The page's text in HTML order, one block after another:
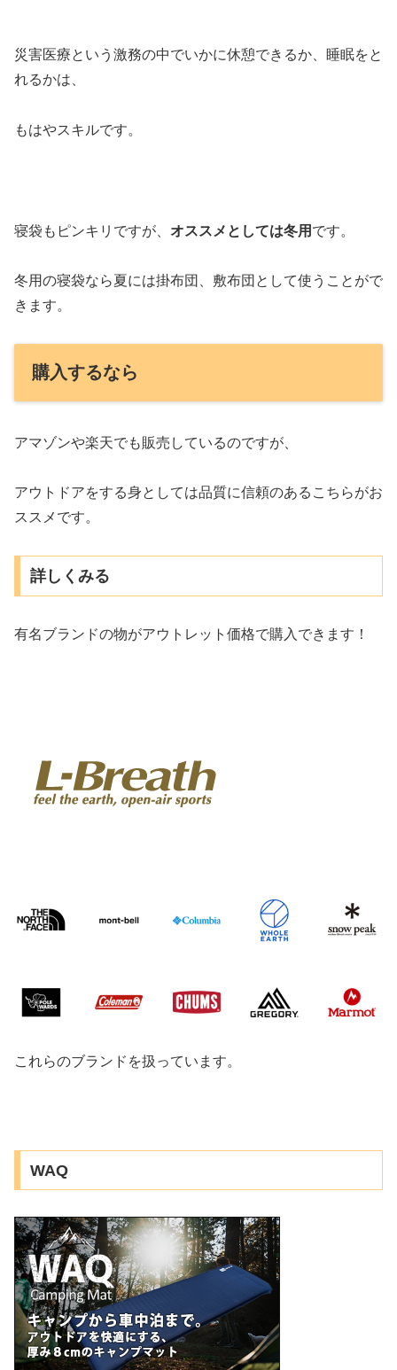
災害医療という激務の中でいかに休憩できるか、睡眠をと
れるかは、
もはやスキルです。
寝袋もピンキリですが、 オススメとしては冬用 です。
冬用の寝袋なら夏には掛布団、敷布団として使うことがで
きます。
購入するなら
アマゾンや楽天でも販売しているのですが、
アウトドアをする身としては品質に信頼のあるこちらがお
ススメです。
詳しくみる
有名ブランドの物がアウトレット価格で購入できます！
これらのブランドを扱っています。
WAQ